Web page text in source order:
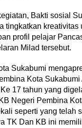
Bakti sosial
tingkatkan kreativitas
profil pelajar
Milad tersebut.
Sukabumi
Kota Sukabumi
17 tahun yang
Negeri Pembina
seperti yang telah
TK Dan KB ini